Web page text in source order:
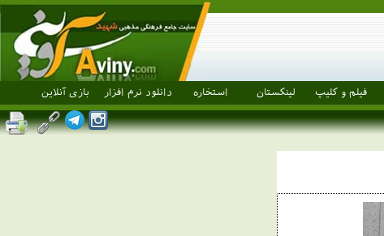
فیلم و کلیپ لینکستان استخاره دانلود نرم افزار بازی آنلاین